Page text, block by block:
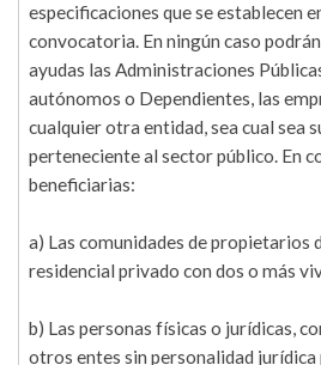
especificaciones que se establecen
convocatoria. En ningún caso
ayudas las Administraciones
autónomos o Dependientes, las
cualquier otra entidad, sea cual sea
perteneciente al sector público. En
beneficiarias:
a) Las comunidades de propietarios
residencial privado con dos o más
b) Las personas físicas o jurídicas,
otros entes sin personalidad